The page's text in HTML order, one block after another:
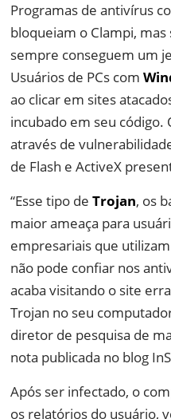
Programas de antivírus
bloqueiam o Clampi,
sempre conseguem um
Usuários de PCs com
ao clicar em sites
incubado em seu código.
através de
de Flash e ActiveX
“Esse tipo deTrojan, os
maior ameaça para
empresariais que
não pode confiar nos
acaba visitando o site
Trojan no seu
diretor de pesquisa de
nota publicada no blog
Após ser infectado, o
os relatórios do usuário,